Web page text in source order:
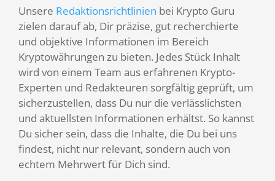
Unsere Redaktionsrichtlinien bei Krypto Guru
zielen darauf ab, Dir präzise, gut recherchierte
und objektive Informationen im Bereich
Kryptowährungen zu bieten. Jedes Stück Inhalt
wird von einem Team aus erfahrenen Krypto-
Experten und Redakteuren sorgfältig geprüft, um
sicherzustellen, dass Du nur die verlässlichsten
und aktuellsten Informationen erhältst. So kannst
Du sicher sein, dass die Inhalte, die Du bei uns
findest, nicht nur relevant, sondern auch von
echtem Mehrwert für Dich sind.